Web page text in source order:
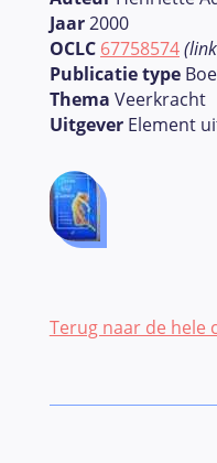
Jaar2000
OCLC 67758574
Publicatie type
Thema Veerkracht
Uitgever Element
Terug naar de hele